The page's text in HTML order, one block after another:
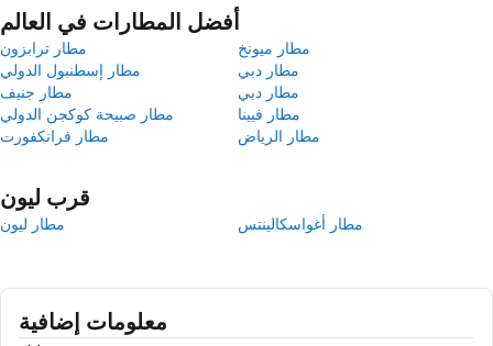
أفضل المطارات في العالم
مطار ترابزون
مطار ميونخ
مطار إسطنبول الدولي
مطار دبي
مطار جنيف
مطار دبي
مطار صبيحة كوكجن الدولي
مطار فيينا
مطار فرانكفورت
مطار الرياض
قرب ليون
مطار ليون مطار أغواسكالينتس
معلومات إضافية